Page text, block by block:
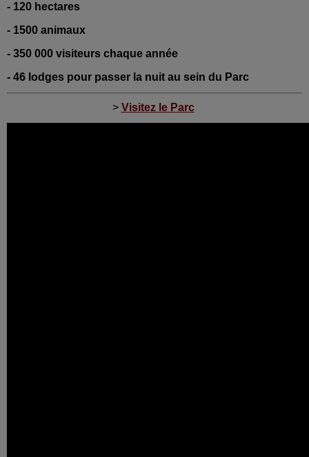
- 120 hectares
- 1500 animaux
- 350 000 visiteurs chaque année
- 46 lodges pour passer la nuit au sein du Parc
> Visitez le Parc